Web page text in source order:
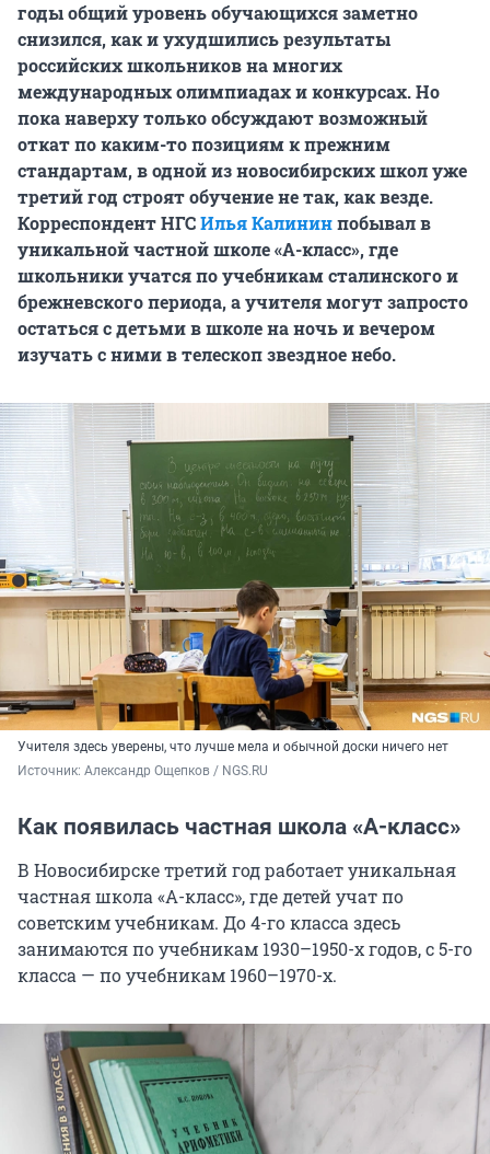
годы общий уровень обучающихся заметно
снизился, как и ухудшились результаты
российских школьников на многих
международных олимпиадах и конкурсах. Но
пока наверху только обсуждают возможный
откат по каким-то позициям к прежним
стандартам, в одной из новосибирских школ уже
третий год строят обучение не так, как везде.
Корреспондент НГСИлья Калининпобывал в
уникальной частной школе «А-класс», где
школьники учатся по учебникам сталинского и
брежневского периода, а учителя могут запросто
остаться с детьми в школе на ночь и вечером
изучать с ними в телескоп звездное небо.
Учителя здесь уверены, что лучше мела и обычной доски ничего нет
Источник: Александр Ощепков / NGS.RU
Как появилась частная школа «А-класс»
В Новосибирске третий год работает уникальная
частная школа «А-класс», где детей учат по
советским учебникам. До 4-го класса здесь
занимаются по учебникам 1930–1950-х годов, с 5-го
класса — по учебникам 1960–1970-х.